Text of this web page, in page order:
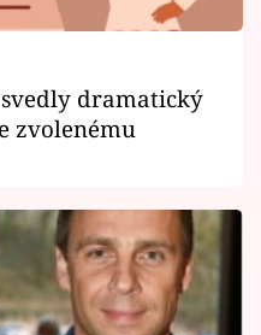
dramatický
zvolenému